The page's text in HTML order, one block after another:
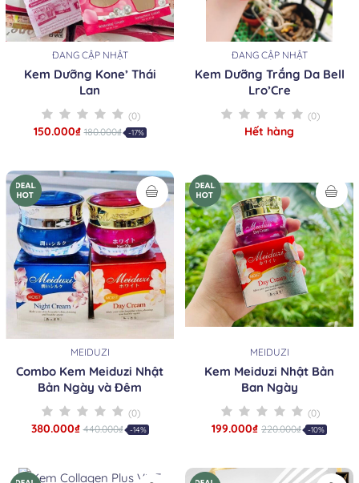
ĐANG CẬP NHẬT
Kem Dưỡng Kone’ Thái
Lan
(0)
150.000₫ 180.000₫ -17%
ĐANG CẬP NHẬT
Kem Dưỡng Trắng Da Bell
Lro’Cre
(0)
Hết hàng
MEIDUZI
Combo Kem Meiduzi Nhật
Bản Ngày và Đêm
(0)
380.000₫ 440.000₫ -14%
MEIDUZI
Kem Meiduzi Nhật Bản
Ban Ngày
(0)
199.000₫ 220.000₫ -10%